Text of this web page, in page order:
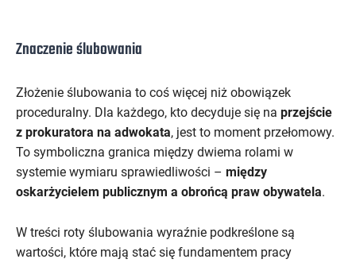
Znaczenie ślubowania
Złożenie ślubowania to coś więcej niż obowiązek
proceduralny. Dla każdego, kto decyduje się na przejście
z prokuratora na adwokata, jest to moment przełomowy.
To symboliczna granica między dwiema rolami w
systemie wymiaru sprawiedliwości – między
oskarżycielem publicznym a obrońcą praw obywatela.
W treści roty ślubowania wyraźnie podkreślone są
wartości, które mają stać się fundamentem pracy